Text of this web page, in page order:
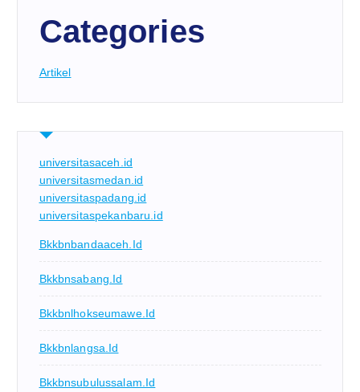
Categories
Artikel
universitasaceh.id
universitasmedan.id
universitaspadang.id
universitaspekanbaru.id
Bkkbnbandaaceh.id
Bkkbnsabang.id
Bkkbnlhokseumawe.id
Bkkbnlangsa.id
Bkkbnsubulussalam.id